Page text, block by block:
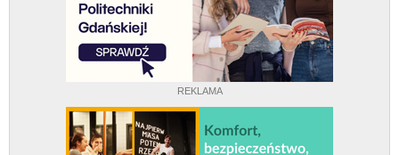
REKLAMA